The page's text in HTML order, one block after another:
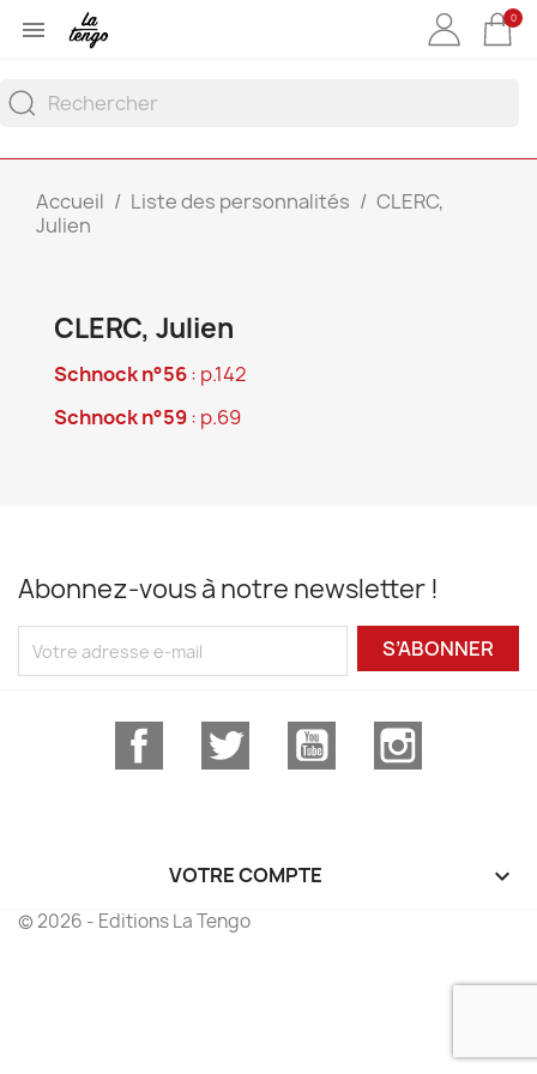
 0
Accueil Liste des personnalités
CLERC,
Julien
CLERC, Julien
Schnock n°56: p.142
Schnock n°59: p.69
Abonnez-vous à notre newsletter !
S’ABONNER
Facebook Twitter YouTube
VOTRE COMPTE 
© 2026 - Editions La Tengo